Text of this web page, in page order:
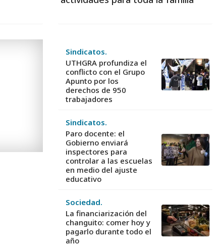
Sindicatos.
UTHGRA profundiza el
conflicto con el Grupo
Apunto por los
derechos de 950
trabajadores
Sindicatos.
Paro docente: el
Gobierno enviará
inspectores para
controlar a las escuelas
en medio del ajuste
educativo
Sociedad.
La financiarización del
changuito: comer hoy y
pagarlo durante todo el
año